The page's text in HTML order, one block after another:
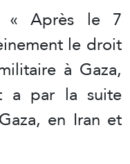
« Après le 7
le droit
à Gaza,
a par la suite
en Iran et